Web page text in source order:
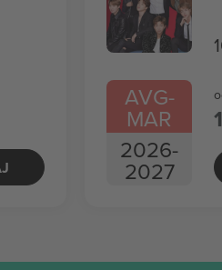
AVG-
MAR
2026-
2027